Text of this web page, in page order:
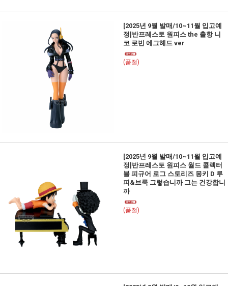
[2025년 9월 발매/10~11월 입고예
정]반프레스토 원피스 the 출항 니
코 로빈 에그헤드 ver
(품절)
[2025년 9월 발매/10~11월 입고예
정]반프레스토 원피스 월드 콜렉터
블 피규어 로그 스토리즈 몽키 D 루
피&브룩 그렇습니까 그는 건강합니
까
(품절)